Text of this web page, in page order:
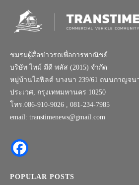
ชมรมผู้สื่อข่าวรถเพื่อการพาณิชย์
บริษัท ไทม์ มีดี พลัส (2015) จำกัด
หมู่บ้านไอฟีลด์ บางนา 239/61 ถนนกาญจน
ประเวศ, กรุงเทพมหานคร 10250
โทร.086-910-9026 , 081-234-7985
email: transtimenews@gmail.com
POPULAR POSTS